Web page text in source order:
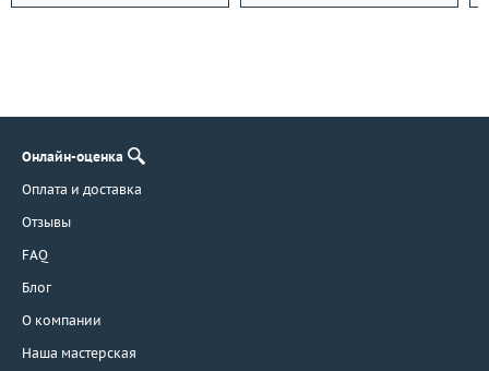
Онлайн-оценка
Оплата и доставка
Отзывы
FAQ
Блог
О компании
Наша мастерская